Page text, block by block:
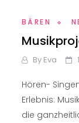
BÄREN
By Eva
Hören-
Erlebnis:
die